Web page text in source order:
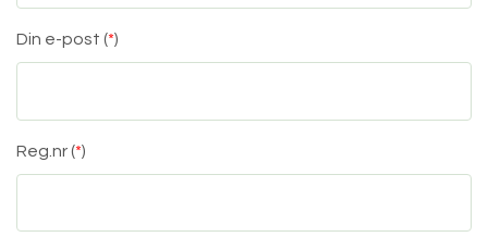
Din e-post (*)
Reg.nr (*)